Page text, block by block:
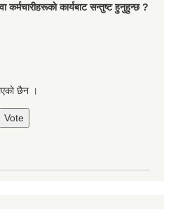
कर्मचारीहरूकाे कार्यबाट सन्तुष्ट हुनुहुन्छ ?
छैन ।